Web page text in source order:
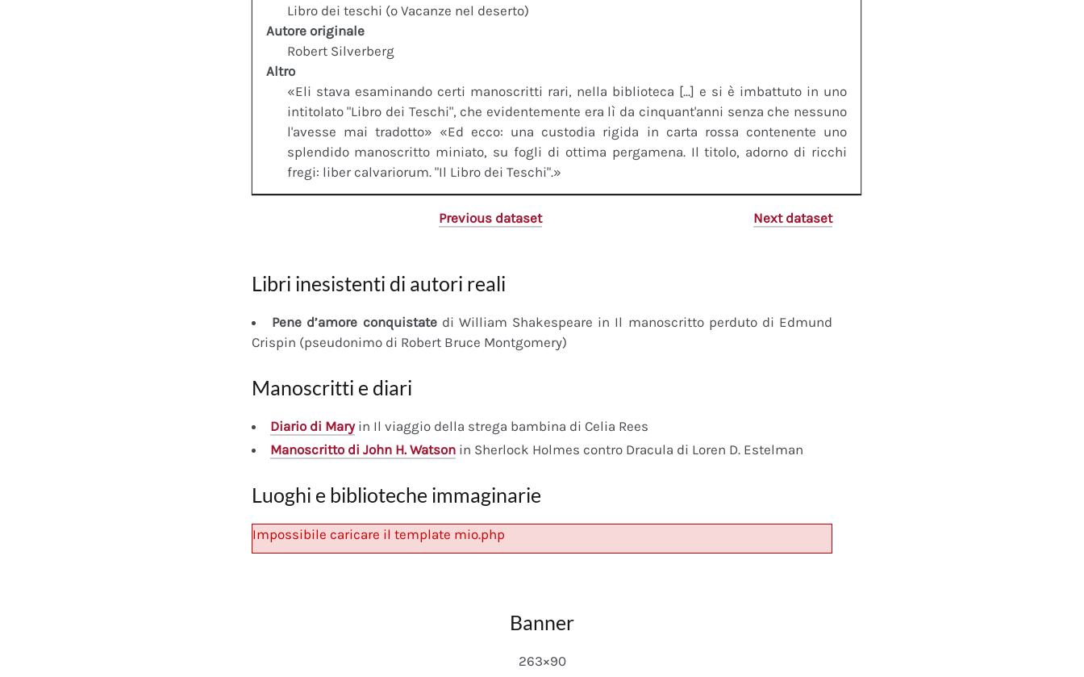
Libro dei teschi (o Vacanze nel deserto)
Autore originale
Robert Silverberg
Altro
«Eli stava esaminando certi manoscritti rari, nella biblioteca [...] e si è imbattuto in uno
intitolato "Libro dei Teschi", che evidentemente era lì da cinquant'anni senza che nessuno
l'avesse mai tradotto» «Ed ecco: una custodia rigida in carta rossa contenente uno
splendido manoscritto miniato, su fogli di ottima pergamena. Il titolo, adorno di ricchi
fregi: liber calvariorum. "Il Libro dei Teschi".»
Previous dataset Next dataset
Libri inesistenti di autori reali
Pene d’amore conquistatedi William Shakespeare in Il manoscritto perduto di Edmund
Crispin (pseudonimo di Robert Bruce Montgomery)
Manoscritti e diari
Diario di Maryin Il viaggio della strega bambina di Celia Rees
Manoscritto di John H. Watson in Sherlock Holmes contro Dracula di Loren D. Estelman
Luoghi e biblioteche immaginarie
Impossibile caricare il template mio.php
Banner
263×90